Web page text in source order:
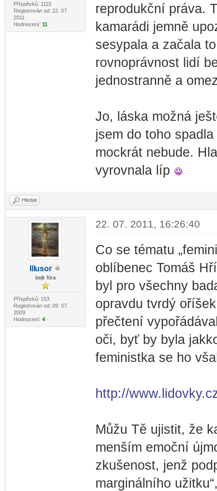
Příspěvků: 1115
Registrován od: 22. 07.
2011
Hodnocení: 11
reprodukční práva.
kamarádi jemně
sesypala a začala
rovnoprávnost lidí
jednostranně a
Jo, láska možná
jsem do toho
mockrát nebude.
vyrovnala líp
Hledat
Illusor
bejk fóra
Příspěvků: 153
Registrován od: 09. 07.
2009
Hodnocení: 4
22. 07. 2011, 16:26:40
Co se tématu
oblíbenec Tomáš
byl pro všechny
opravdu tvrdý
přečtení
oči, byť by byla
feministka se ho
http://
Můžu Tě ujistit, že
menším emoční
zkušenost, jenž
marginálního